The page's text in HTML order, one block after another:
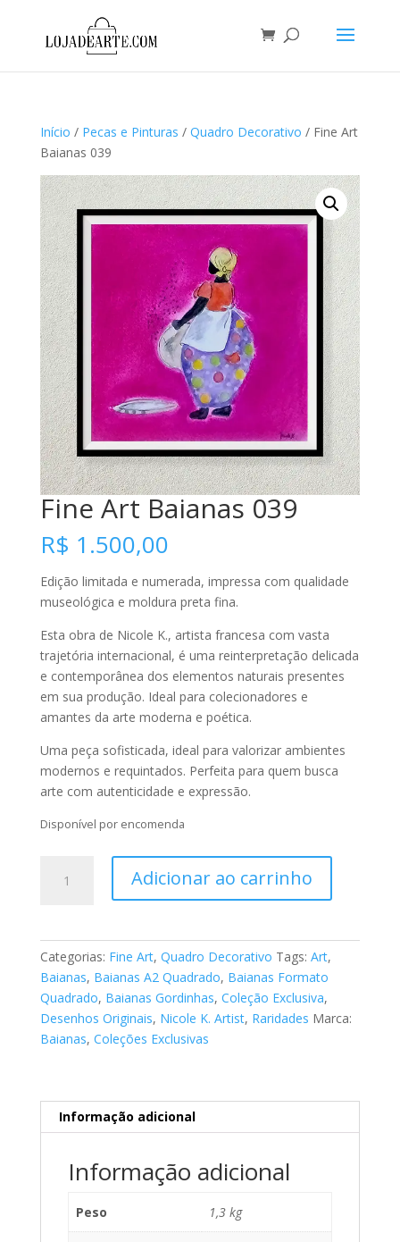
Início / Pecas e Pinturas / Quadro Decorativo / Fine Art
Baianas 039
Fine Art Baianas 039
R$ 1.500,00
Edição limitada e numerada, impressa com qualidade
museológica e moldura preta fina.
Esta obra de Nicole K., artista francesa com vasta
trajetória internacional, é uma reinterpretação delicada
e contemporânea dos elementos naturais presentes
em sua produção. Ideal para colecionadores e
amantes da arte moderna e poética.
Uma peça sofisticada, ideal para valorizar ambientes
modernos e requintados. Perfeita para quem busca
arte com autenticidade e expressão.
Disponível por encomenda
Adicionar ao carrinho
Categorias: Fine Art, Quadro Decorativo Tags: Art,
Baianas, Baianas A2 Quadrado, Baianas Formato
Quadrado, Baianas Gordinhas, Coleção Exclusiva,
Desenhos Originais, Nicole K. Artist, Raridades Marca:
Baianas, Coleções Exclusivas
Informação adicional
Informação adicional
Peso 1,3 kg